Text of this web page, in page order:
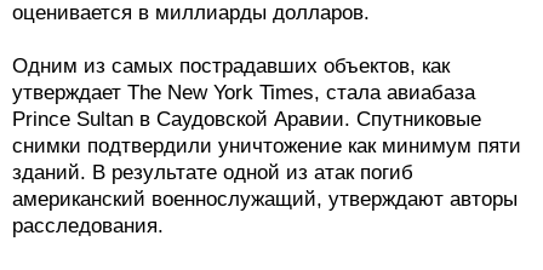
оценивается в миллиарды долларов.
Одним из самых пострадавших объектов, как
утверждает The New York Times, стала авиабаза
Prince Sultan в Саудовской Аравии. Спутниковые
снимки подтвердили уничтожение как минимум пяти
зданий. В результате одной из атак погиб
американский военнослужащий, утверждают авторы
расследования.